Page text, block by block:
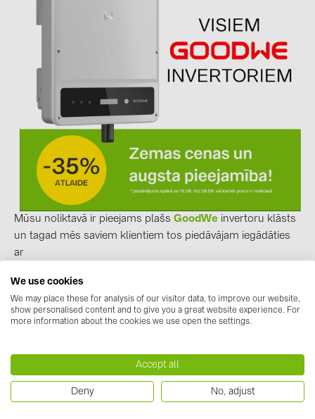
kontakti
KATEGORIJAS
Saules paneļi (19)
Invertori (105)
Invertoru aksesuāri (84)
E-Mobilitāte (19)
Instalācijas (87)
RAŽOTĀJI
ABB (21)
AIKO Solar (2)
Mūsu noliktavā ir pieejams plašs GoodWe invertoru klāsts
un tagad mēs saviem klientiem tos piedāvājam iegādāties
ar
BayWa r.e. Solar Distribution / LV
autorizēts GoodWeproduktu izplatītājs Latvijā, Lietuvā un
Igaunijā! ​
Apskati piedāvājumu un pasūti GoodWeinvertorus
mūsu WEB veikalā
We use cookies
We may place these for analysis of our visitor data, to improve our website,
show personalised content and to give you a great website experience. For
more information about the cookies we use open the settings.
Accept all
Deny No, adjust